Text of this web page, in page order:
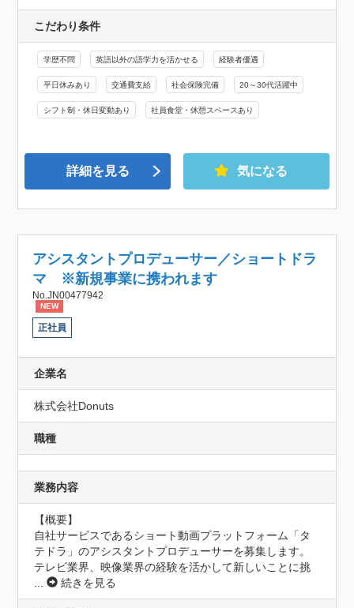
こだわり条件
学歴不問 英語以外の語学力を活かせる 経験者優遇
平日休みあり 交通費支給 社会保険完備 20～30代活躍中
シフト制・休日変動あり 社員食堂・休憩スペースあり
詳細を見る 気になる
アシスタントプロデューサー／ショートドラ
マ ※新規事業に携われます
No.JN00477942
NEW
正社員
企業名
株式会社Donuts
職種
業務内容
【概要】
自社サービスであるショート動画プラットフォーム「タ
テドラ」のアシスタントプロデューサーを募集します。
テレビ業界、映像業界の経験を活かして新しいことに挑
...
続きを見る